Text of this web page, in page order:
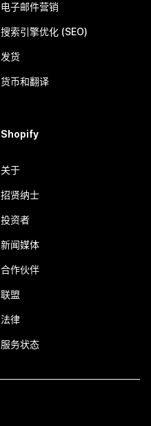
电子邮件营销
搜索引擎优化 (SEO)
发货
货币和翻译
Shopify
关于
招贤纳士
投资者
新闻媒体
合作伙伴
联盟
法律
服务状态